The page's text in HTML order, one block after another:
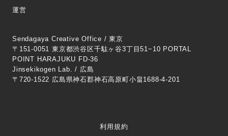
運営
Sendagaya Creative Office / 東京
〒151-0051 東京都渋谷区千駄ヶ谷3丁目51−10 PORTAL
POINT HARAJUKU FD-36
Jinsekikogen Lab. / 広島
〒720-1522 広島県神石郡神石高原町小畠1688-4-201
利用規約